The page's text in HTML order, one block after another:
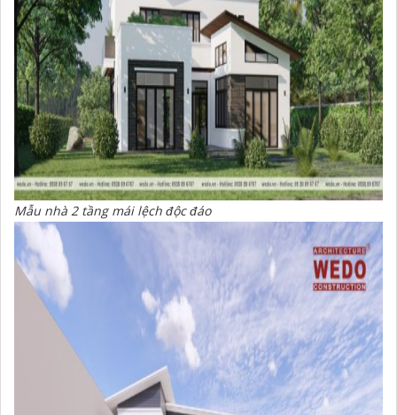
Mẫu nhà 2 tầng mái lệch độc đáo